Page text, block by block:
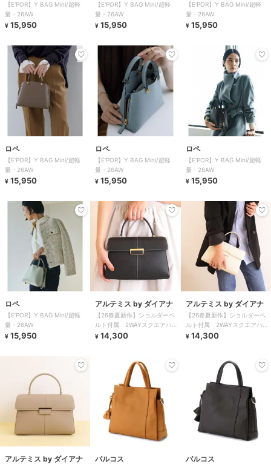
【E'POR】Y BAG Mini/超軽
量・26AW
¥ 15,950
【E'POR】Y BAG Mini/超軽
量・26AW
¥ 15,950
【E'POR】Y BAG Mini/超軽
量・26AW
¥ 15,950
ロペ
【E'POR】Y BAG Mini/超軽
量・26AW
¥ 15,950
ロペ
【E'POR】Y BAG Mini/超軽
量・26AW
¥ 15,950
ロペ
【E'POR】Y BAG Mini/超軽
量・26AW
¥ 15,950
ロペ
【E'POR】Y BAG Mini/超軽
量・26AW
¥ 15,950
アルテミス by ダイアナ
【26春夏新作】ショルダーベ
ルト付属 2WAYスクエアハン
ドバッグ
¥ 14,300
アルテミス by ダイアナ
【26春夏新作】ショルダーベ
ルト付属 2WAYスクエアハン
ドバッグ
¥ 14,300
アルテミス by ダイアナ バルコス バルコス